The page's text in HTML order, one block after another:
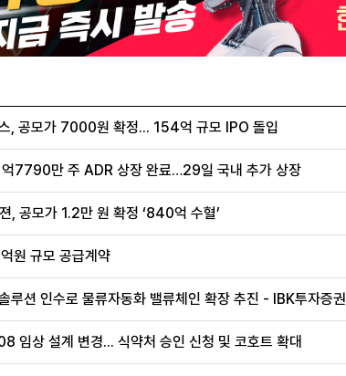
, 공모가 7000원 확정... 154억 규모 IPO 돌입
억7790만 주 ADR 상장 완료…29일 국내 추가 상장
, 공모가 1.2만 원 확정 ‘840억 수혈’
원 규모 공급계약
루션 인수로 물류자동화 밸류체인 확장 추진 - IBK투자증권
임상 설계 변경... 식약처 승인 신청 및 코호트 확대